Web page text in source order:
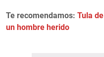
Te recomendamos: Tula
un hombre herido